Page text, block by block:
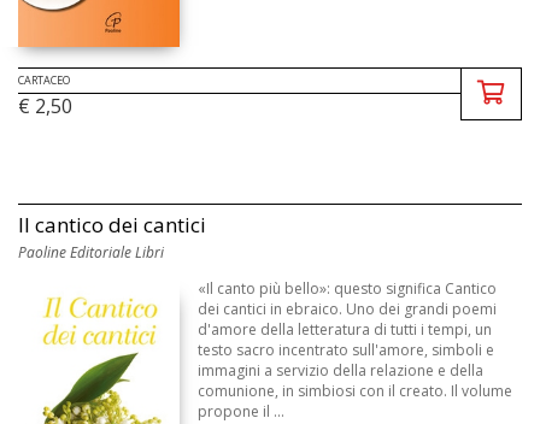
CARTACEO
€ 2,50
Il cantico dei cantici
Paoline Editoriale Libri
«Il canto più bello»: questo significa Cantico
dei cantici in ebraico. Uno dei grandi poemi
d'amore della letteratura di tutti i tempi, un
testo sacro incentrato sull'amore, simboli e
immagini a servizio della relazione e della
comunione, in simbiosi con il creato. Il volume
propone il ...